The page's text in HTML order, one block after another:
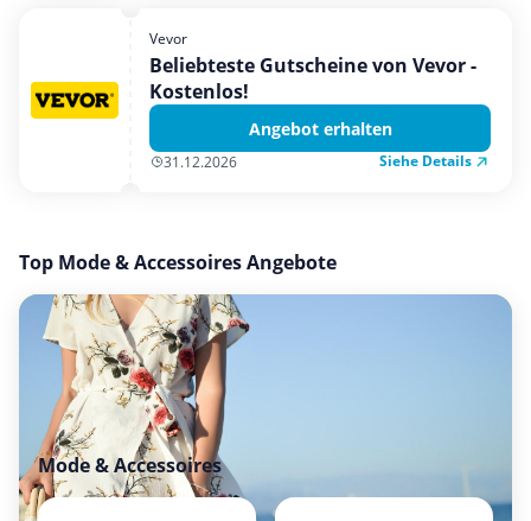
Vevor
Beliebteste Gutscheine von Vevor -
Kostenlos!
Angebot erhalten
31.12.2026 Siehe Details
Top Mode & Accessoires Angebote
Mode & Accessoires